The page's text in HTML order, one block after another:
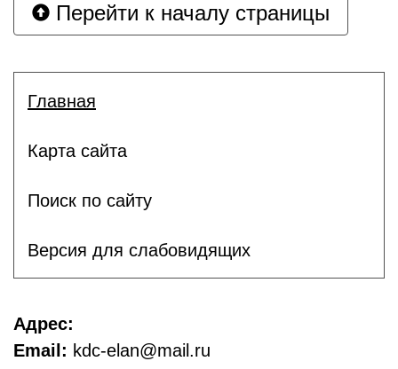
Перейти к началу страницы
Главная
Карта сайта
Поиск по сайту
Версия для слабовидящих
Адрес:
Email: kdc-elan@mail.ru